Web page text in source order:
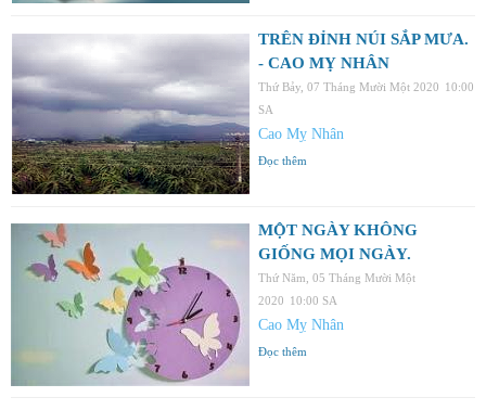
TRÊN ĐỈNH NÚI SẮP MƯA.
- CAO MỴ NHÂN
Thứ Bảy, 07 Tháng Mười Một 2020 10:00
SA
Cao Mỵ Nhân
Đọc thêm
MỘT NGÀY KHÔNG
GIỐNG MỌI NGÀY.
Thứ Năm, 05 Tháng Mười Một
2020 10:00 SA
Cao Mỵ Nhân
Đọc thêm